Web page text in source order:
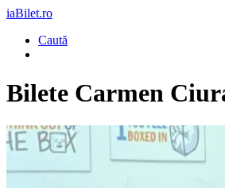
iaBilet.ro
Caută
Bilete Carmen